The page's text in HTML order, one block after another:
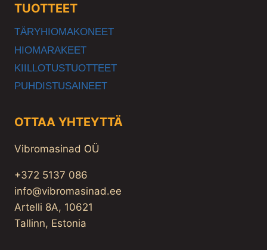
TUOTTEET
TÄRYHIOMAKONEET
HIOMARAKEET
KIILLOTUSTUOTTEET
PUHDISTUSAINEET
OTTAA YHTEYTTÄ
Vibromasinad OÜ
+372 5137 086
info@vibromasinad.ee
Artelli 8A, 10621
Tallinn, Estonia